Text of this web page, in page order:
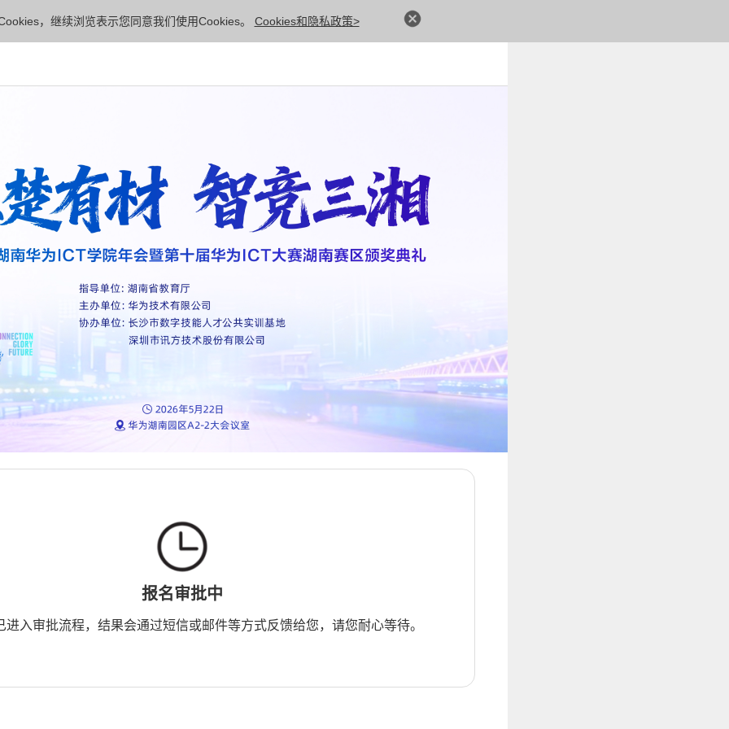
，继续浏览表示您同意我们使用Cookies。 Cookies和隐私政策>
报名审批中
进入审批流程，结果会通过短信或邮件等方式反馈给您，请您耐心等待。